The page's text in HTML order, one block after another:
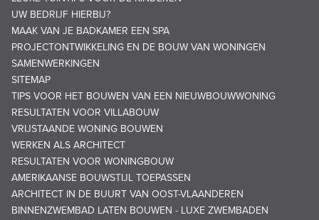
UW BEDRIJF HIERBIJ?
MAAK VAN JE BADKAMER EEN SPA
PROJECTONTWIKKELING EN DE BOUW VAN WONINGEN
SAMENWERKINGEN
SITEMAP
TIPS VOOR HET BOUWEN VAN EEN NIEUWBOUWWONING
RESULTATEN VOOR VILLABOUW
VRIJSTAANDE WONING BOUWEN
WERKEN ALS ARCHITECT
RESULTATEN VOOR WONINGBOUW
AMERIKAANSE BOUWSTIJL TOEPASSEN
ARCHITECT IN DE BUURT VAN OOST-VLAANDEREN
BINNENZWEMBAD LATEN BOUWEN - LUXE ZWEMBADEN